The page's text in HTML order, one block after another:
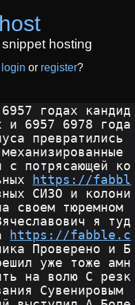
host
hosting
login or register?
годах кандид
и 6957 6978 года
превратились
с потрясающей ко
https://fabbl
СИЗО и колони
своем тюремном
я туд
https://fabble.c
Проверено и Б
уже тоже амн
на волю С резк
Сувенировым